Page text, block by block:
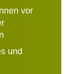
vor
und